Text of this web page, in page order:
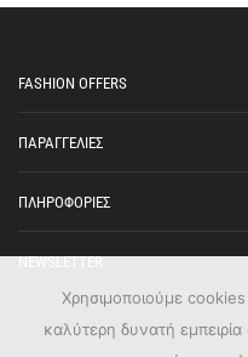
FASHION OFFERS
ΠΑΡΑΓΓΕΛΙΕΣ
ΠΛΗΡΟΦΟΡΙΕΣ
NEWSLETTER
Χρησιμοποιούμε
καλύτερη δυνατή